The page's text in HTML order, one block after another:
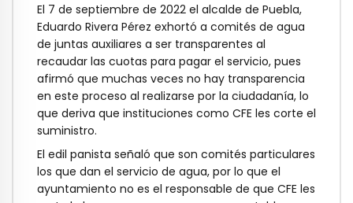
El 7 de septiembre de 2022 el alcalde de Puebla,
Eduardo Rivera Pérez exhortó a comités de agua
de juntas auxiliares a ser transparentes al
recaudar las cuotas para pagar el servicio, pues
afirmó que muchas veces no hay transparencia
en este proceso al realizarse por la ciudadanía, lo
que deriva que instituciones como CFE les corte el
suministro.
El edil panista señaló que son comités particulares
los que dan el servicio de agua, por lo que el
ayuntamiento no es el responsable de que CFE les